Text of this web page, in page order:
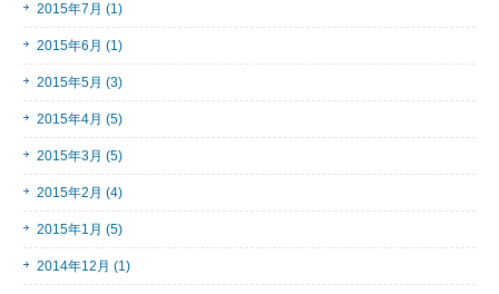
2015年7月 (1)
2015年6月 (1)
2015年5月 (3)
2015年4月 (5)
2015年3月 (5)
2015年2月 (4)
2015年1月 (5)
2014年12月 (1)